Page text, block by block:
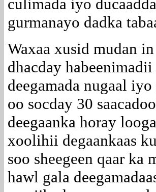
culimada iyo
gurmanayo dadka
Waxaa xusid mudan
dhacday
deegamada nugaal
oo socday 30
deegaanka horay
xoolihii degaankaas
soo sheegeen qaar ka
hawl gala